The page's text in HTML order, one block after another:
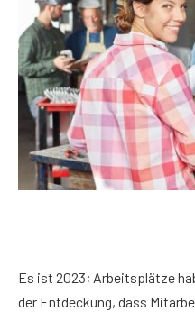
Es ist 2023; Arbeitsplätze
der Entdeckung, dass